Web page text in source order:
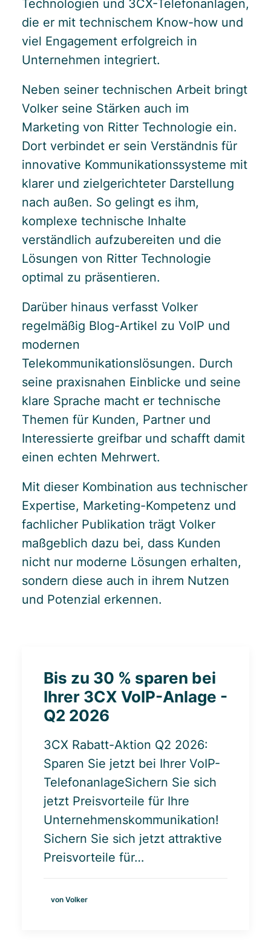
Technologien und 3CX-Telefonanlagen,
die er mit technischem Know-how und
viel Engagement erfolgreich in
Unternehmen integriert.
Neben seiner technischen Arbeit bringt
Volker seine Stärken auch im
Marketing von Ritter Technologie ein.
Dort verbindet er sein Verständnis für
innovative Kommunikationssysteme mit
klarer und zielgerichteter Darstellung
nach außen. So gelingt es ihm,
komplexe technische Inhalte
verständlich aufzubereiten und die
Lösungen von Ritter Technologie
optimal zu präsentieren.
Darüber hinaus verfasst Volker
regelmäßig Blog-Artikel zu VoIP und
modernen
Telekommunikationslösungen. Durch
seine praxisnahen Einblicke und seine
klare Sprache macht er technische
Themen für Kunden, Partner und
Interessierte greifbar und schafft damit
einen echten Mehrwert.
Mit dieser Kombination aus technischer
Expertise, Marketing-Kompetenz und
fachlicher Publikation trägt Volker
maßgeblich dazu bei, dass Kunden
nicht nur moderne Lösungen erhalten,
sondern diese auch in ihrem Nutzen
und Potenzial erkennen.
Bis zu 30 % sparen bei
Ihrer 3CX VoIP-Anlage -
Q2 2026
3CX Rabatt-Aktion Q2 2026:
Sparen Sie jetzt bei Ihrer VoIP-
TelefonanlageSichern Sie sich
jetzt Preisvorteile für Ihre
Unternehmenskommunikation!
Sichern Sie sich jetzt attraktive
Preisvorteile für…
von Volker